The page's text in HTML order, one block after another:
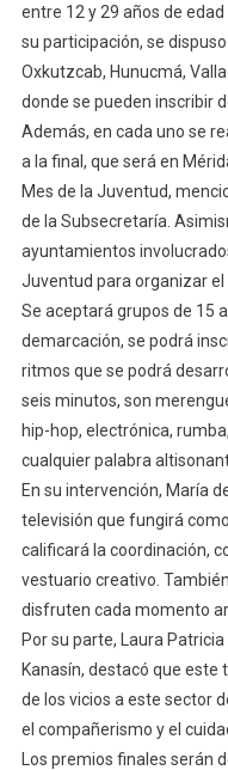
entre 12 y 29 años de
su participación, se
Oxkutzcab, Hunucmá,
donde se pueden inscribir
Además, en cada uno se
a la final, que será en
Mes de la Juventud,
de la Subsecretaría.
ayuntamientos
Juventud para organizar el
Se aceptará grupos de 15
demarcación, se podrá
ritmos que se podrá
seis minutos, son
hip-hop, electrónica,
cualquier palabra
En su intervención, María
televisión que fungirá
calificará la coordinación,
vestuario creativo.
disfruten cada momento
Por su parte, Laura
Kanasín, destacó que
de los vicios a este sector
el compañerismo y el
Los premios finales serán